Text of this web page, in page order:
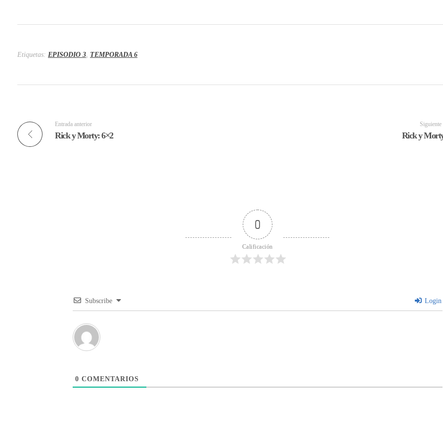
Etiquetas: EPISODIO 3, TEMPORADA 6
Entrada anterior
Rick y Morty: 6×2
Siguiente
Rick y
0
Calificación
Subscribe Login
0 COMENTARIOS